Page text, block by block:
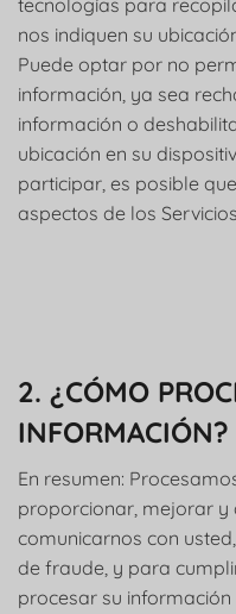
tecnologías para
nos indiquen su
Puede optar por no
información, ya sea
información o
ubicación en su
participar, es posible
aspectos de los
2. ¿CÓMO
INFORMACIÓN?
En resumen:
proporcionar, mejorar y
comunicarnos con
de fraude, y para
procesar su